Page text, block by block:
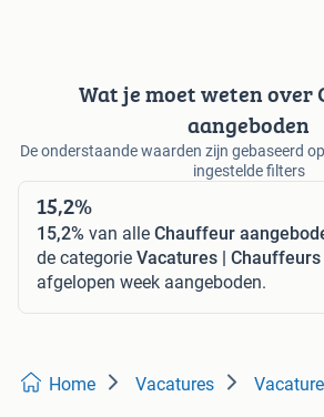
Wat je moet weten over
aangeboden
De onderstaande waarden zijn gebaseerd
ingestelde filters
15,2%
15,2% van alle Chauffeur
de categorie Vacatures | Chauffeurs
afgelopen week aangeboden.
Home Vacatures